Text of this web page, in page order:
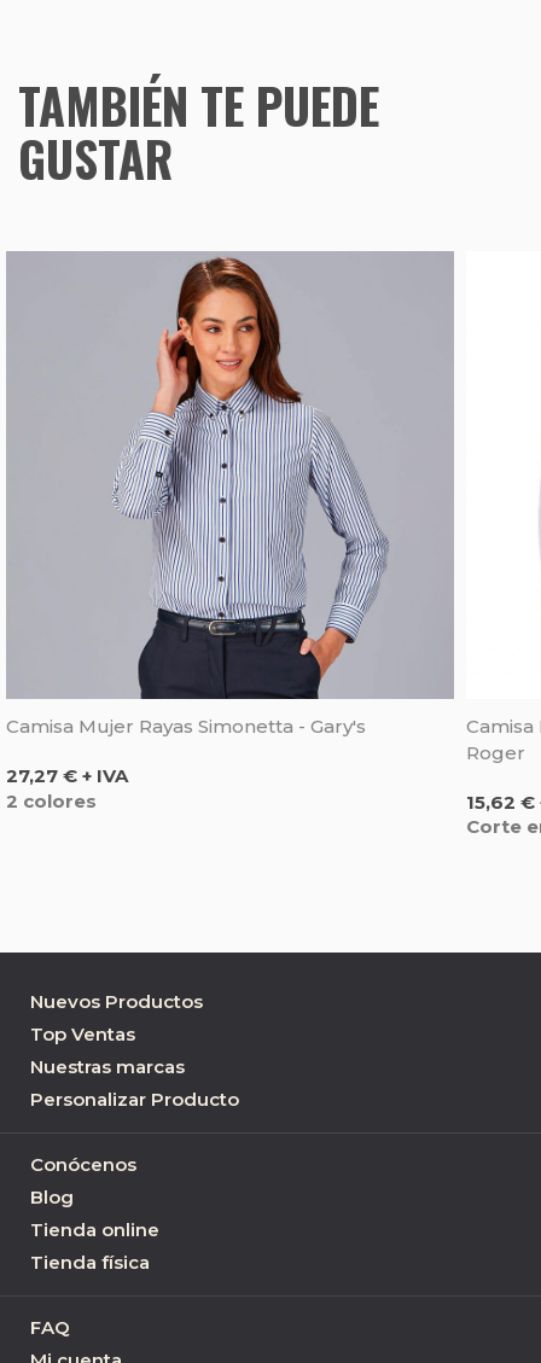
TAMBIÉN TE PUEDE
GUSTAR
Camisa Mujer Rayas Simonetta - Gary's
Precio
27,27 € + IVA
2 colores
Roger
Precio
15,62 €
Corte
Nuevos Productos
Top Ventas
Nuestras marcas
Personalizar Producto
Conócenos
Blog
Tienda online
Tienda física
FAQ